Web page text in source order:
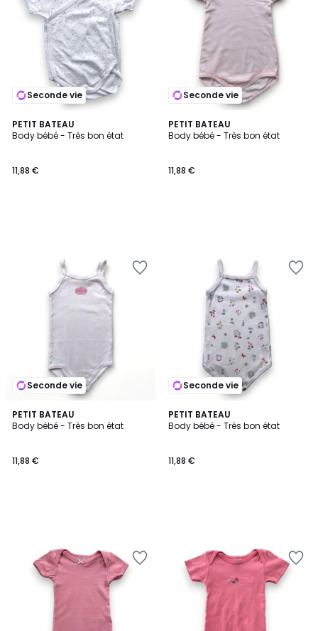
Seconde vie
PETIT BATEAU
Body bébé - Très bon état
11,88 €
Seconde vie
PETIT BATEAU
Body bébé - Très bon état
11,88 €
Seconde vie
PETIT BATEAU
Body bébé - Très bon état
11,88 €
Seconde vie
PETIT BATEAU
Body bébé - Très bon état
11,88 €